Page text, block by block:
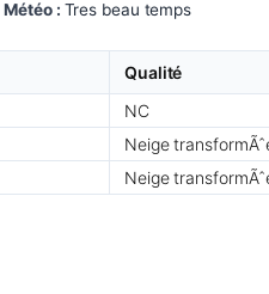
Météo : Tres beau temps
Qualité
NC
Neige
Neige